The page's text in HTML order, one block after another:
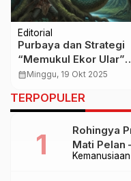
Editorial
Purbaya dan Strategi
“Memukul Ekor Ular”
Langkah Canggih
calendar_monthMinggu, 19 Okt 2025
TERPOPULER
Kemanusiaan
Rohingya
Mati Pelan